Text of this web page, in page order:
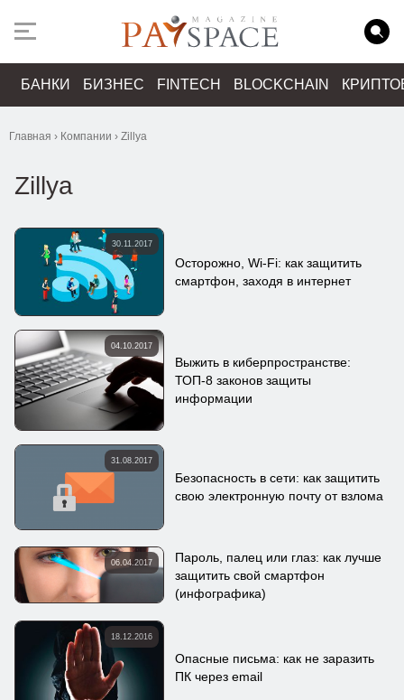
БАНКИ БИЗНЕС FINTECH BLOCKCHAIN
Главная › Компании › Zillya
Zillya
30.11.2017
Осторожно, Wi-Fi: как защитить
смартфон, заходя в интернет
04.10.2017
Выжить в киберпространстве:
ТОП-8 законов защиты
информации
31.08.2017
Безопасность в сети: как защитить
свою электронную почту от взлома
06.04.2017
Пароль, палец или глаз: как лучше
защитить свой смартфон
(инфографика)
18.12.2016
Опасные письма: как не заразить
ПК через email